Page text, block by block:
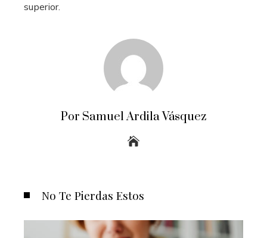
superior.
Por Samuel Ardila Vásquez
No Te Pierdas Estos